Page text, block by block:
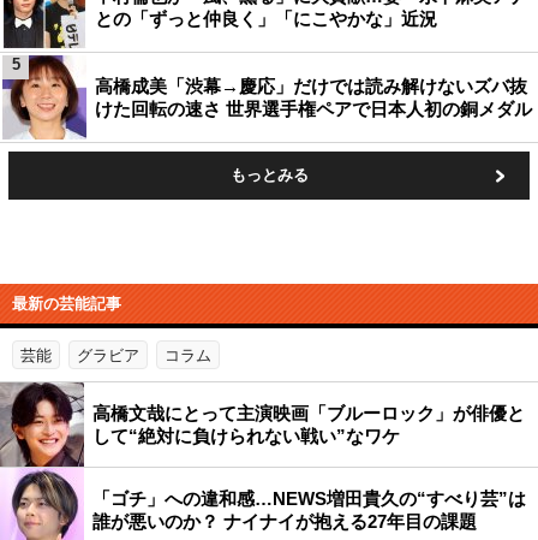
との「ずっと仲良く」「にこやかな」近況
高橋成美「渋幕→慶応」だけでは読み解けないズバ抜
けた回転の速さ 世界選手権ペアで日本人初の銅メダル
5
もっとみる
最新の芸能記事
芸能 グラビア コラム
高橋文哉にとって主演映画「ブルーロック」が俳優と
して“絶対に負けられない戦い”なワケ
「ゴチ」への違和感…NEWS増田貴久の“すべり芸”は
誰が悪いのか？ ナイナイが抱える27年目の課題